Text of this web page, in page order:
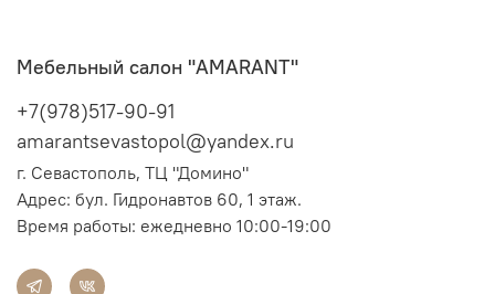
Мебельный салон "AMARANT"
+7(978)517-90-91
amarantsevastopol@yandex.ru
г. Севастополь, ТЦ "Домино"
Адрес: бул. Гидронавтов 60, 1 этаж.
Время работы: ежедневно 10:00-19:00